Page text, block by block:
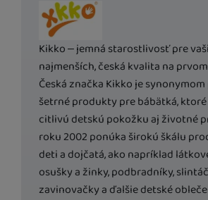
reklamných kampaní. Ich pomocou určujeme
návštev našich internetových stránok. Dáta
cookies spracúvame súhrnne a anonymne,
identifikovať konkrétnych používateľov nášho
Marketingové
Marketingové-aby sme vás nezaťažovali
Povolené
Marketingové cookies používame my alebo
vám mohli zobrazovať vhodný obsah alebo
stránkach, tak aj na stránkach tretích strán.
Výrobca
Kikko – jemná starostlivosť pre
najmenších, česká kvalita na
Česká značka Kikko je
šetrné produkty pre bábätká,
citlivú detskú pokožku aj životné
roku 2002 ponúka širokú škálu
deti a dojčatá, ako napríklad
osušky a žinky, podbradníky,
zavinovačky a ďalšie detské